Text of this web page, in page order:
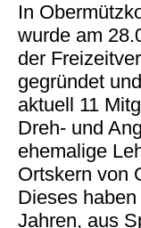
In
wurde am
der
gegründet
aktuell 11
Dreh- und
ehemalige
Ortskern von
Dieses
Jahren, aus